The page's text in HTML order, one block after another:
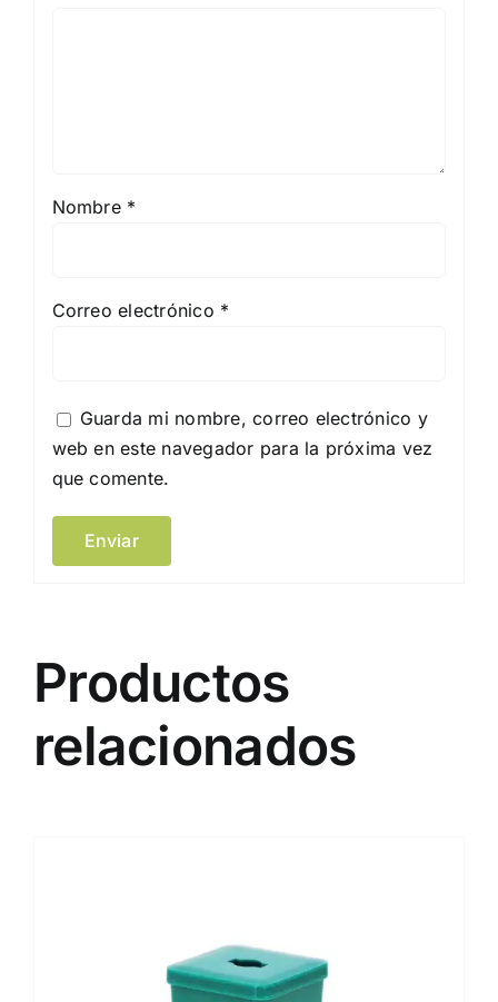
Nombre *
Correo electrónico *
Guarda mi nombre, correo electrónico y
web en este navegador para la próxima vez
que comente.
Productos
relacionados